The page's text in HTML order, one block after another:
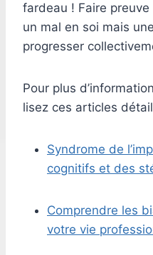
fardeau ! Faire preuve
un mal en soi mais
progresser
Pour plus
lisez ces articles
Syndrome de
cognitifs et des
Comprendre les
votre vie